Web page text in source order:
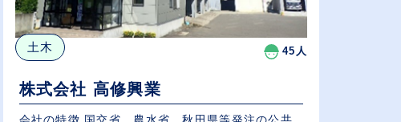
土木 45人
株式会社 高修興業
会社の特徴 国交省、農水省、秋田県等発注の公共